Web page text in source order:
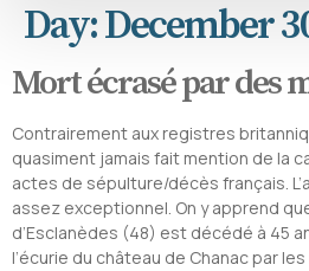
Day:December
Mort écrasé par des
Contrairement aux registres
quasiment jamais fait mention de la
actes de sépulture/décès français.
assez exceptionnel. On y apprend
d’Esclanèdes (48) est décédé à 45
l’écurie du château de Chanac par